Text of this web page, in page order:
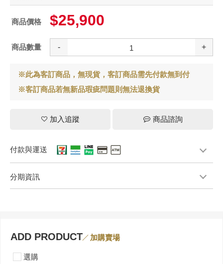
商品價格 $25,900
商品數量 - +
※此為客訂商品，無現貨，客訂商品需先付款無到付
※客訂商品若無新品瑕疵問題則無法退換貨
加入追蹤 商品諮詢
付款與運送
分期資訊
ADD PRODUCT 加購賣場
選購